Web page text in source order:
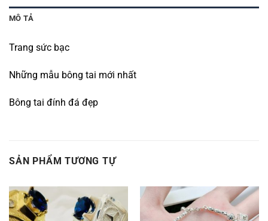
MÔ TẢ
Trang sức bạc
Những mẫu bông tai mới nhất
Bông tai đính đá đẹp
SẢN PHẨM TƯƠNG TỰ